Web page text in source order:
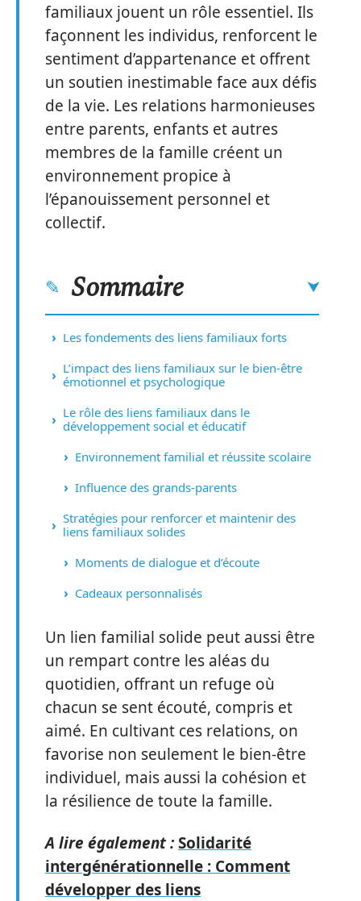
familiaux jouent un rôle essentiel. Ils
façonnent les individus, renforcent le
sentiment d’appartenance et offrent
un soutien inestimable face aux défis
de la vie. Les relations harmonieuses
entre parents, enfants et autres
membres de la famille créent un
environnement propice à
l’épanouissement personnel et
collectif.
Sommaire
Les fondements des liens familiaux forts
L’impact des liens familiaux sur le bien-être
émotionnel et psychologique
Le rôle des liens familiaux dans le
développement social et éducatif
Environnement familial et réussite scolaire
Influence des grands-parents
Stratégies pour renforcer et maintenir des
liens familiaux solides
Moments de dialogue et d’écoute
Cadeaux personnalisés
Un lien familial solide peut aussi être
un rempart contre les aléas du
quotidien, offrant un refuge où
chacun se sent écouté, compris et
aimé. En cultivant ces relations, on
favorise non seulement le bien-être
individuel, mais aussi la cohésion et
la résilience de toute la famille.
A lire également :Solidarité
intergénérationnelle : Comment
développer des liens